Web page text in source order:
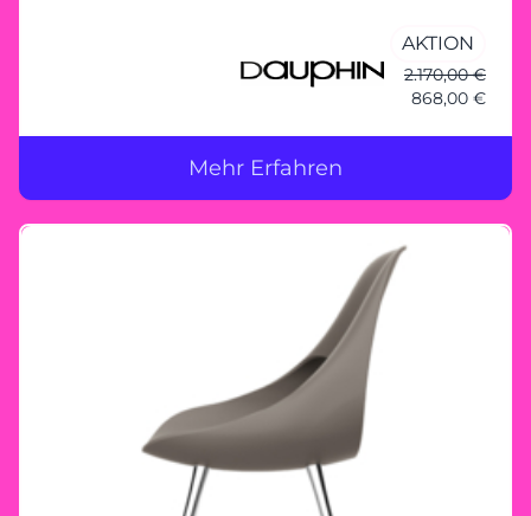
AKTION
2.170,00 €
868,00 €
Mehr Erfahren